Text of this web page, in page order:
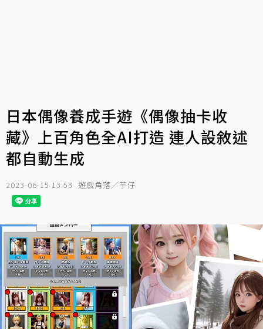
日本偶像養成手遊《偶像抽卡收
藏》上百角色全AI打造 連人設敘述
都自動生成
2023-06-15 13:53 遊戲角落／芋仔